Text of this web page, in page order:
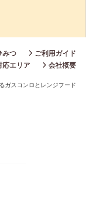
みつ
ご利用ガイド
応エリア 会社概要
ガスコンロとレンジフード